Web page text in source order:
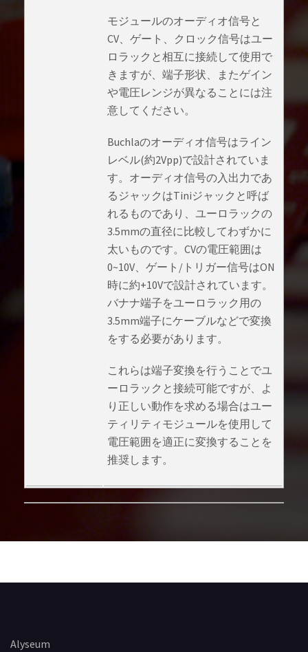
モジュールのオーディオ信号と
CV、ゲート、クロック信号はユー
ロラックと相互に接続して使用で
きますが、端子形状、またゲイン
や電圧レンジが異なることには注
意してください。
Buchlaのオーディオ信号はライン
レベル(約2Vpp)で設計されていま
す。オーディオ信号の入出力であ
るジャックはTiniジャックと呼ば
れるものであり、ユーロラックの
3.5mmの直径に比較してわずかに
太いものです。CVの電圧範囲は
0~10V、ゲート/トリガー信号はON
時に約+10Vで設計されています。
バナナ端子をユーロラック用の
3.5mm端子にケーブルなどで変換
をする必要があります。
これらは端子変換を行うことでユ
ーロラックと接続可能ですが、よ
り正しい動作を求める場合はユー
ティリティモジュールを使用して
電圧範囲を適正に変換することを
推奨します。
Alyseum